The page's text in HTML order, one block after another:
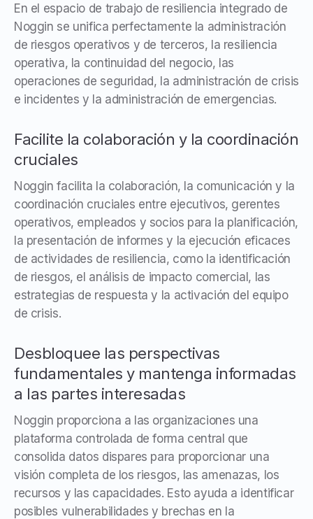
En el espacio de trabajo de resiliencia integrado de
Noggin se unifica perfectamente la administración
de riesgos operativos y de terceros, la resiliencia
operativa, la continuidad del negocio, las
operaciones de seguridad, la administración de crisis
e incidentes y la administración de emergencias.
Facilite la colaboración y la coordinación
cruciales
Noggin facilita la colaboración, la comunicación y la
coordinación cruciales entre ejecutivos, gerentes
operativos, empleados y socios para la planificación,
la presentación de informes y la ejecución eficaces
de actividades de resiliencia, como la identificación
de riesgos, el análisis de impacto comercial, las
estrategias de respuesta y la activación del equipo
de crisis.
Desbloquee las perspectivas
fundamentales y mantenga informadas
a las partes interesadas
Noggin proporciona a las organizaciones una
plataforma controlada de forma central que
consolida datos dispares para proporcionar una
visión completa de los riesgos, las amenazas, los
recursos y las capacidades. Esto ayuda a identificar
posibles vulnerabilidades y brechas en la